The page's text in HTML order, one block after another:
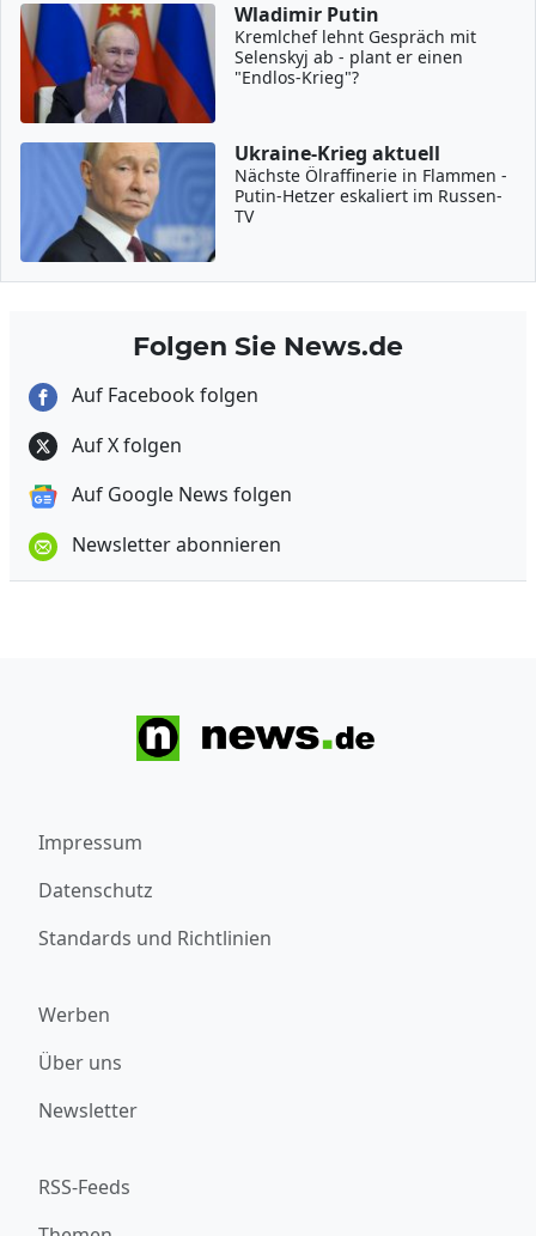
Wladimir Putin
Kremlchef lehnt Gespräch mit
Selenskyj ab - plant er einen
"Endlos-Krieg"?
Ukraine-Krieg aktuell
Nächste Ölraffinerie in Flammen -
Putin-Hetzer eskaliert im Russen-
TV
Folgen Sie News.de
Auf Facebook folgen
Auf X folgen
Auf Google News folgen
Newsletter abonnieren
Impressum
Datenschutz
Standards und Richtlinien
Werben
Über uns
Newsletter
RSS-Feeds